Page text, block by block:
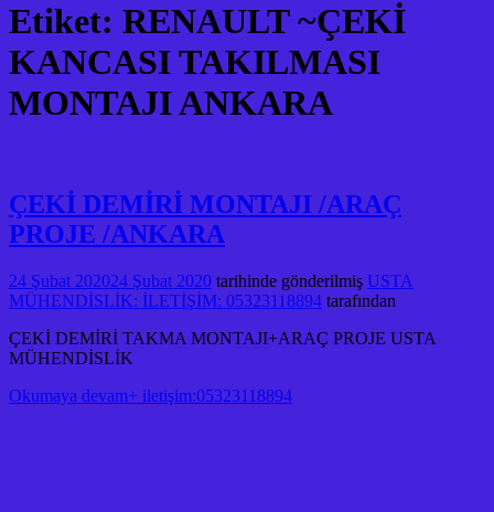
Etiket: RENAULT ~ÇEKİ
KANCASI TAKILMASI
MONTAJI ANKARA
ÇEKİ DEMİRİ MONTAJI /ARAÇ
PROJE /ANKARA
24 Şubat 202024 Şubat 2020 tarihinde gönderilmiş USTA
MÜHENDİSLİK: İLETİŞİM: 05323118894 tarafından
ÇEKİ DEMİRİ TAKMA MONTAJI+ARAÇ PROJE USTA
MÜHENDİSLİK
Okumaya devam+ iletişim:05323118894